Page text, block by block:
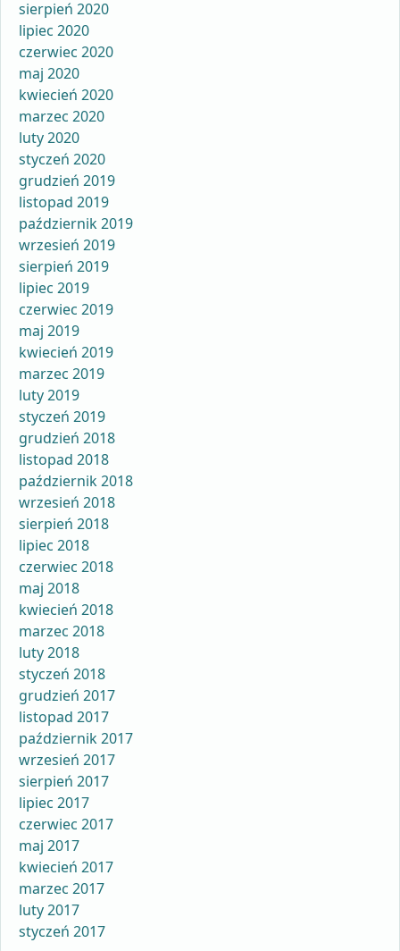
sierpień 2020
lipiec 2020
czerwiec 2020
maj 2020
kwiecień 2020
marzec 2020
luty 2020
styczeń 2020
grudzień 2019
listopad 2019
październik 2019
wrzesień 2019
sierpień 2019
lipiec 2019
czerwiec 2019
maj 2019
kwiecień 2019
marzec 2019
luty 2019
styczeń 2019
grudzień 2018
listopad 2018
październik 2018
wrzesień 2018
sierpień 2018
lipiec 2018
czerwiec 2018
maj 2018
kwiecień 2018
marzec 2018
luty 2018
styczeń 2018
grudzień 2017
listopad 2017
październik 2017
wrzesień 2017
sierpień 2017
lipiec 2017
czerwiec 2017
maj 2017
kwiecień 2017
marzec 2017
luty 2017
styczeń 2017